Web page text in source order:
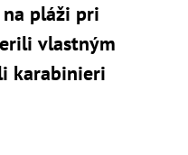
na pláži pri
vlastným
karabinieri